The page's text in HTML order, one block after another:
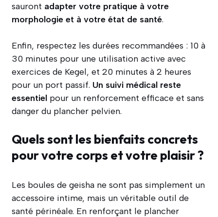
sauront adapter votre pratique à votre
morphologie et à votre état de santé.
Enfin, respectez les durées recommandées : 10 à
30 minutes pour une utilisation active avec
exercices de Kegel, et 20 minutes à 2 heures
pour un port passif. Un suivi médical reste
essentiel pour un renforcement efficace et sans
danger du plancher pelvien.
Quels sont les bienfaits concrets
pour votre corps et votre plaisir ?
Les boules de geisha ne sont pas simplement un
accessoire intime, mais un véritable outil de
santé périnéale. En renforçant le plancher